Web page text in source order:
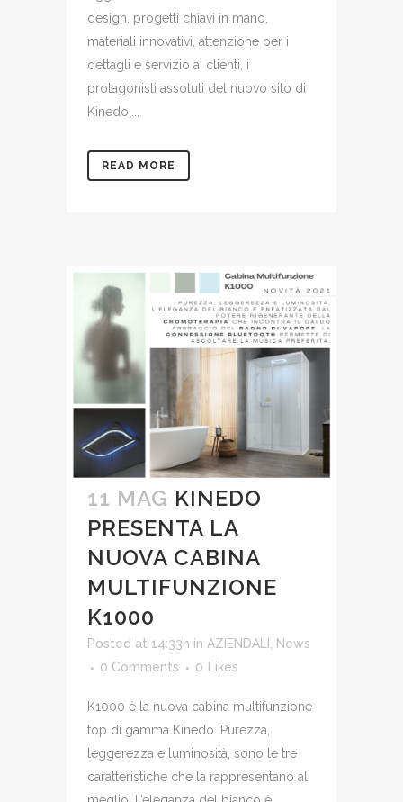
design, progetti chiavi in mano,
materiali innovativi, attenzione per i
dettagli e servizio ai clienti, i
protagonisti assoluti del nuovo sito di
Kinedo....
READ MORE
11 MAG KINEDO
PRESENTA LA
NUOVA CABINA
MULTIFUNZIONE
K1000
Posted at 14:33h in AZIENDALI
News
0 Comments
0 Likes
K1000 è la nuova cabina multifunzione
top di gamma Kinedo. Purezza,
leggerezza e luminosità, sono le tre
caratteristiche che la rappresentano al